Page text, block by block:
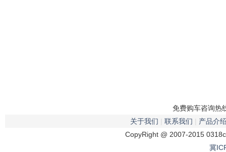
免费购车咨询热
关于我们
联系我们
产品介
CopyRight @ 2007-2015
冀